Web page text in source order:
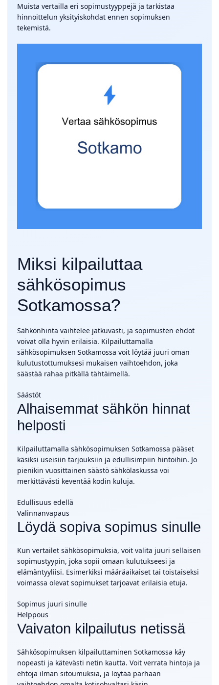
Muista vertailla eri sopimustyyppejä ja tarkistaa
hinnoittelun yksityiskohdat ennen sopimuksen
tekemistä.
Miksi kilpailuttaa
sähkösopimus
Sotkamossa?
Sähkönhinta vaihtelee jatkuvasti, ja sopimusten ehdot
voivat olla hyvin erilaisia. Kilpailuttamalla
sähkösopimuksen Sotkamossa voit löytää juuri oman
kulutustottumuksesi mukaisen vaihtoehdon, joka
säästää rahaa pitkällä tähtäimellä.
Säästöt
Alhaisemmat sähkön hinnat
helposti
Kilpailuttamalla sähkösopimuksen Sotkamossa pääset
käsiksi useisiin tarjouksiin ja edullisimpiin hintoihin. Jo
pienikin vuosittainen säästö sähkölaskussa voi
merkittävästi keventää kodin kuluja.
Edullisuus edellä
Valinnanvapaus
Löydä sopiva sopimus sinulle
Kun vertailet sähkösopimuksia, voit valita juuri sellaisen
sopimustyypin, joka sopii omaan kulutukseesi ja
elämäntyyliisi. Esimerkiksi määräaikaiset tai toistaiseksi
voimassa olevat sopimukset tarjoavat erilaisia etuja.
Sopimus juuri sinulle
Helppous
Vaivaton kilpailutus netissä
Sähkösopimuksen kilpailuttaminen Sotkamossa käy
nopeasti ja kätevästi netin kautta. Voit verrata hintoja ja
ehtoja ilman sitoumuksia, ja löytää parhaan